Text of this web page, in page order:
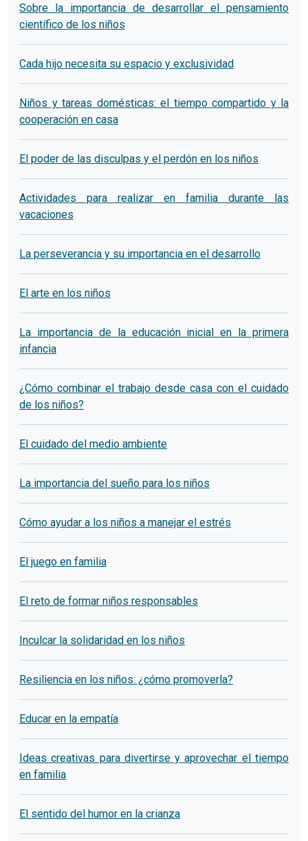
Sobre la importancia de desarrollar el pensamiento
científico de los niños
Cada hijo necesita su espacio y exclusividad
Niños y tareas domésticas: el tiempo compartido y la
cooperación en casa
El poder de las disculpas y el perdón en los niños
Actividades para realizar en familia durante las
vacaciones
La perseverancia y su importancia en el desarrollo
El arte en los niños
La importancia de la educación inicial en la primera
infancia
¿Cómo combinar el trabajo desde casa con el cuidado
de los niños?
El cuidado del medio ambiente
La importancia del sueño para los niños
Cómo ayudar a los niños a manejar el estrés
El juego en familia
El reto de formar niños responsables
Inculcar la solidaridad en los niños
Resiliencia en los niños: ¿cómo promoverla?
Educar en la empatía
Ideas creativas para divertirse y aprovechar el tiempo
en familia
El sentido del humor en la crianza